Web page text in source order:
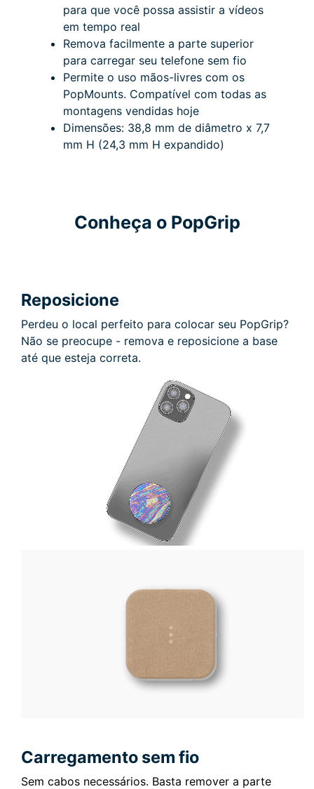
para que você possa assistir a vídeos
em tempo real
Remova facilmente a parte superior
para carregar seu telefone sem fio
Permite o uso mãos-livres com os
PopMounts. Compatível com todas as
montagens vendidas hoje
Dimensões: 38,8 mm de diâmetro x 7,7
mm H (24,3 mm H expandido)
Conheça o PopGrip
Reposicione
Perdeu o local perfeito para colocar seu PopGrip?
Não se preocupe - remova e reposicione a base
até que esteja correta.
Carregamento sem fio
Sem cabos necessários. Basta remover a parte